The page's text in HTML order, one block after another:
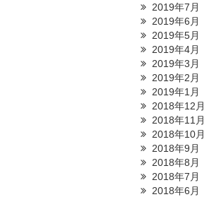
2019年7月
2019年6月
2019年5月
2019年4月
2019年3月
2019年2月
2019年1月
2018年12月
2018年11月
2018年10月
2018年9月
2018年8月
2018年7月
2018年6月